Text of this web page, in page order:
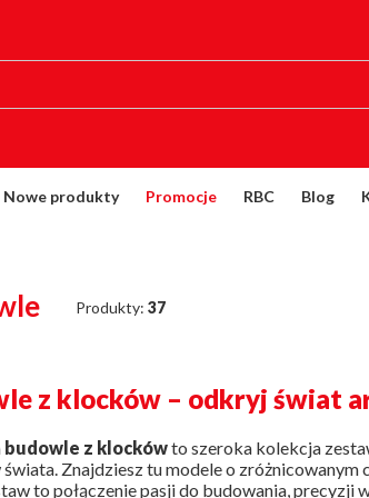
Nowe produkty Promocje RBC Blog
Produkty: 37
z klocków – odkryj świat
budowle z klockówto szeroka kolekcja
Znajdziesz tu modele o
to połączenie pasji do budowania,